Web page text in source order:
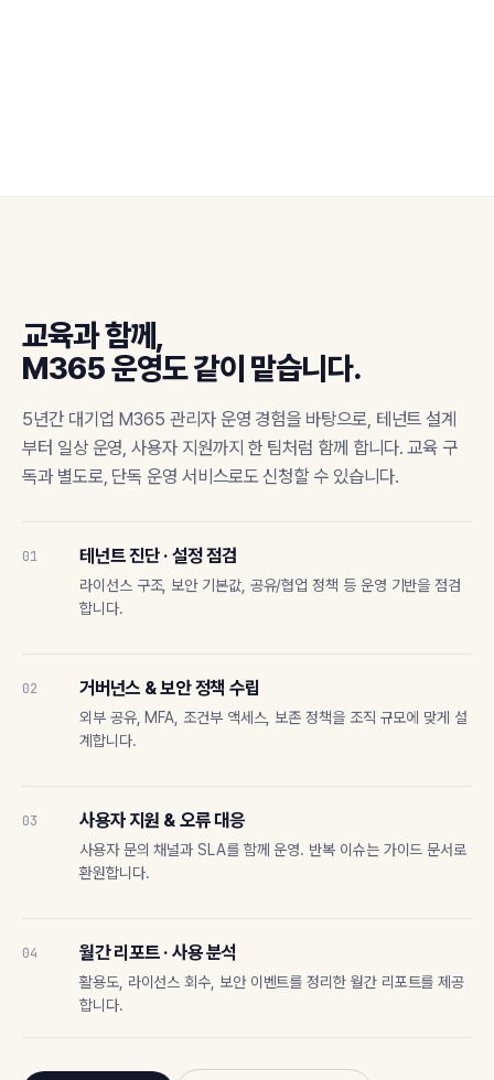
교육과 함께,
M365 운영도 같이 맡습니다.
5년간 대기업 M365 관리자 운영 경험을 바탕으로, 테넌트 설계
부터 일상 운영, 사용자 지원까지 한 팀처럼 함께 합니다. 교육 구
독과 별도로, 단독 운영 서비스로도 신청할 수 있습니다.
01 테넌트 진단 · 설정 점검
라이선스 구조, 보안 기본값, 공유/협업 정책 등 운영 기반을 점검
합니다.
02 거버넌스 & 보안 정책 수립
외부 공유, MFA, 조건부 액세스, 보존 정책을 조직 규모에 맞게 설
계합니다.
03 사용자 지원 & 오류 대응
사용자 문의 채널과 SLA를 함께 운영. 반복 이슈는 가이드 문서로
환원합니다.
04 월간 리포트 · 사용 분석
활용도, 라이선스 회수, 보안 이벤트를 정리한 월간 리포트를 제공
합니다.